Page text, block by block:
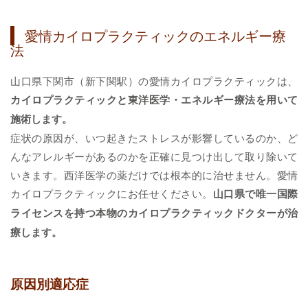
愛情カイロプラクティックのエネルギー療
法
山口県下関市（新下関駅）の愛情カイロプラクティックは、
カイロプラクティックと東洋医学・エネルギー療法を用いて
施術します。
症状の原因が、いつ起きたストレスが影響しているのか、ど
んなアレルギーがあるのかを正確に見つけ出して取り除いて
いきます。西洋医学の薬だけでは根本的に治せません。愛情
カイロプラクティックにお任せください。 山口県で唯一国際
ライセンスを持つ本物のカイロプラクティックドクターが治
療します。
原因別適応症